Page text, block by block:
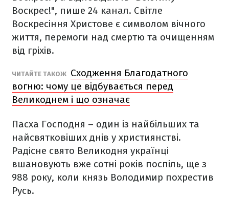
Воскрес!", пише 24 канал. Світле
Воскресіння Христове є символом вічного
життя, перемоги над смертю та очищенням
від гріхів.
ЧИТАЙТЕ ТАКОЖ Сходження Благодатного
вогню: чому це відбувається перед
Великоднем і що означає
Пасха Господня – один із найбільших та
найсвятковіших днів у християнстві.
Радісне свято Великодня українці
вшановують вже сотні років поспіль, ще з
988 року, коли князь Володимир похрестив
Русь.